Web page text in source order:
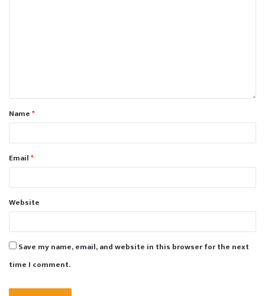
Name*
Email*
Website
Save my name, email, and website in this browser for the next
time I comment.